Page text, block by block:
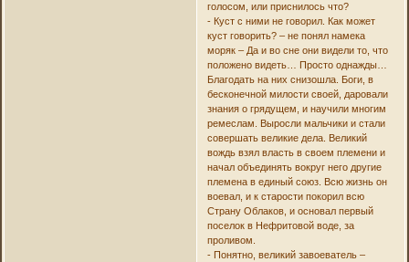
голосом, или приснилось что?
- Куст с ними не говорил. Как может
куст говорить? – не понял намека
моряк – Да и во сне они видели то, что
положено видеть… Просто однажды…
Благодать на них снизошла. Боги, в
бесконечной милости своей, даровали
знания о грядущем, и научили многим
ремеслам. Выросли мальчики и стали
совершать великие дела. Великий
вождь взял власть в своем племени и
начал объединять вокруг него другие
племена в единый союз. Всю жизнь он
воевал, и к старости покорил всю
Страну Облаков, и основал первый
поселок в Нефритовой воде, за
проливом.
- Понятно, великий завоеватель –